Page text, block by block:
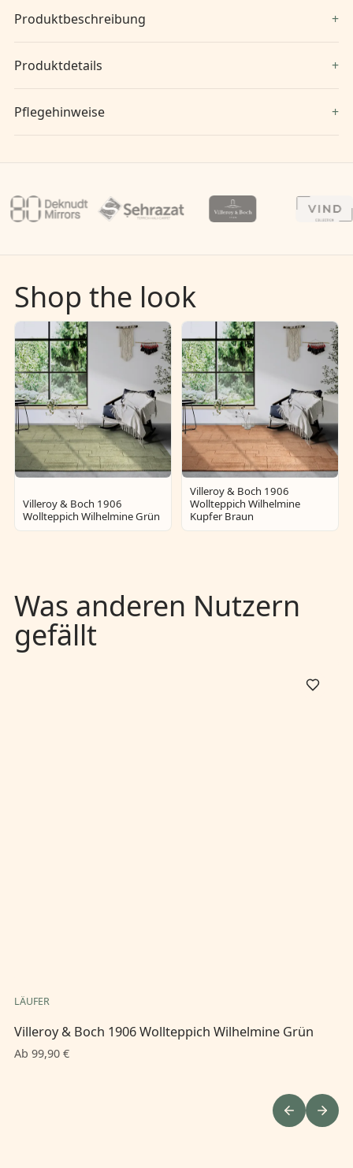
Produktbeschreibung
Produktdetails
Pflegehinweise
Shop the look
Villeroy & Boch 1906
Wollteppich Wilhelmine Grün
Villeroy & Boch 1906
Wollteppich Wilhelmine
Kupfer Braun
Was anderen Nutzern
gefällt
LÄUFER
Villeroy & Boch 1906 Wollteppich Wilhelmine Grün
Ab 99,90 €